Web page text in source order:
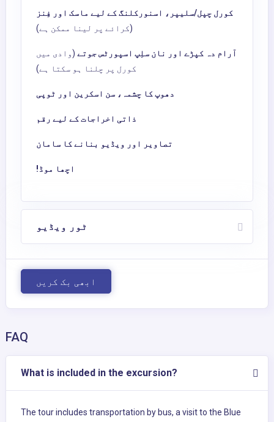
کورل چپل/سلیپر، اسنورکلنگ کے لیے ماسک اور فِنز
(کرائے پر لینا ممکن ہے)
آرام دہ کپڑے اور نان سلِپ اسپورٹس جوتے (وادی میں
کورل پر چلنا ہو سکتا ہے)
دھوپ کا چشمہ، سن اسکرین اور ٹوپی
ذاتی اخراجات کے لیے رقم
تصاویر اور ویڈیو بنانے کا سامان
اچھا موڈ!
ٹور ویڈیو
ابھی بک کریں
FAQ
What is included in the excursion?
The tour includes transportation by bus, a visit to the Blue